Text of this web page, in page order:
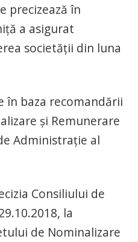
precizează în
a asigurat
societăţii din luna
în baza recomandării
şi Remunerare
Administraţie al
Consiliului de
la
de Nominalizare